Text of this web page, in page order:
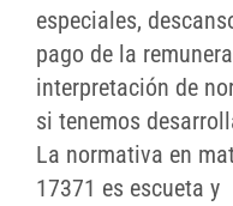
especiales,
pago de la
interpretación de
si tenemos
La normativa en
17371 es escueta y